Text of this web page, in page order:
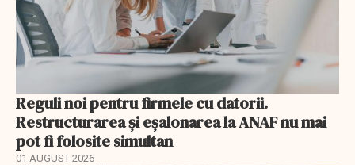
Reguli noi pentru firmele cu datorii.
Restructurarea și eșalonarea la ANAF nu mai
pot fi folosite simultan
01 AUGUST 2026